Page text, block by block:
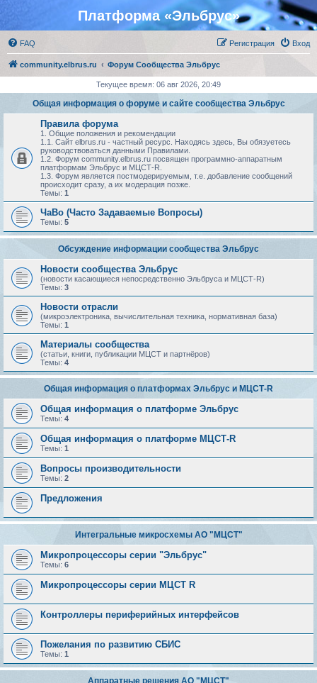
Платформа «Эльбрус»
FAQ Вход
Регистрация
community.elbrus.ru Форум Сообщества Эльбрус
Текущее время: 06 авг 2026, 20:49
Общая информация о форуме и сайте сообщества Эльбрус
Правила форума
1. Общие положения и рекомендации
1.1. Сайт elbrus.ru - частный ресурс. Находясь здесь, Вы обязуетесь
руководствоваться данными Правилами.
1.2. Форум community.elbrus.ru посвящен программно-аппаратным
платформам Эльбрус и МЦСТ-R.
1.3. Форум является постмодерируемым, т.е. добавление сообщений
происходит сразу, а их модерация позже.
Темы: 1
ЧаВо (Часто Задаваемые Вопросы)
Темы: 5
Обсуждение информации сообщества Эльбрус
Новости сообщества Эльбрус
(новости касающиеся непосредственно Эльбруса и МЦСТ-R)
Темы: 3
Новости отрасли
(микроэлектроника, вычислительная техника, нормативная база)
Темы: 1
Материалы сообщества
(статьи, книги, публикации МЦСТ и партнёров)
Темы: 4
Общая информация о платформах Эльбрус и МЦСТ-R
Общая информация о платформе Эльбрус
Темы: 4
Общая информация о платформе МЦСТ-R
Темы: 1
Вопросы производительности
Темы: 2
Предложения
Интегральные микросхемы АО "МЦСТ"
Микропроцессоры серии "Эльбрус"
Темы: 6
Микропроцессоры серии МЦСТ R
Контроллеры периферийных интерфейсов
Пожелания по развитию СБИС
Темы: 1
Аппаратные решения АО "МЦСТ"